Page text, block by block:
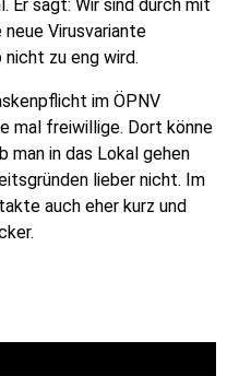
Er sagt: Wir sind durch mit
Virusvariante
zu eng wird.
im ÖPNV
mal freiwillige. Dort könne
man in das Lokal gehen
lieber nicht. Im
auch eher kurz und